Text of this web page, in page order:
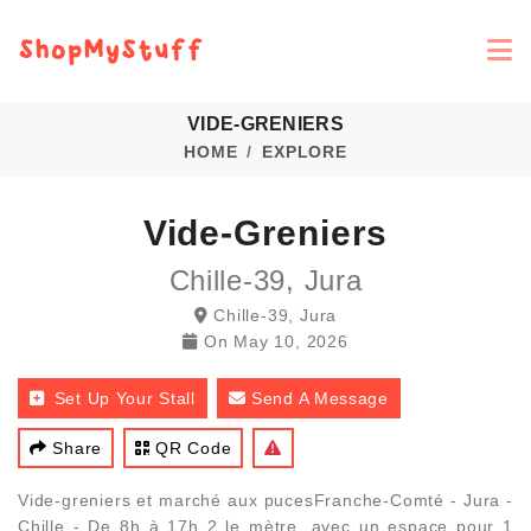
VIDE-GRENIERS
HOME EXPLORE
Vide-Greniers
Chille-39, Jura
Chille-39, Jura
On May 10, 2026
Set Up Your Stall Send A Message
Share QR Code
Vide-greniers et marché aux pucesFranche-Comté - Jura -
Chille - De 8h à 17h 2 le mètre, avec un espace pour 1